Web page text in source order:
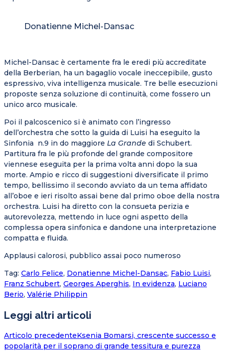
Donatienne Michel-Dansac
Michel-Dansac è certamente fra le eredi più accreditate
della Berberian, ha un bagaglio vocale ineccepibile, gusto
espressivo, viva intelligenza musicale. Tre belle esecuzioni
proposte senza soluzione di continuità, come fossero un
unico arco musicale.
Poi il palcoscenico si è animato con l’ingresso
dell’orchestra che sotto la guida di Luisi ha eseguito la
Sinfonia n.9 in do maggiore La Grande di Schubert.
Partitura fra le più profonde del grande compositore
viennese eseguita per la prima volta anni dopo la sua
morte. Ampio e ricco di suggestioni diversificate il primo
tempo, bellissimo il secondo avviato da un tema affidato
all’oboe e ieri risolto assai bene dal primo oboe della nostra
orchestra. Luisi ha diretto con la consueta perizia e
autorevolezza, mettendo in luce ogni aspetto della
complessa opera sinfonica e dandone una interpretazione
compatta e fluida.
Applausi calorosi, pubblico assai poco numeroso
Tag: Carlo Felice, Donatienne Michel-Dansac, Fabio Luisi,
Franz Schubert, Georges Aperghis, In evidenza, Luciano
Berio, Valérie Philippin
Leggi altri articoli
Articolo precedenteKsenia Bomarsi, crescente successo e
popolarità per il soprano di grande tessitura e purezza